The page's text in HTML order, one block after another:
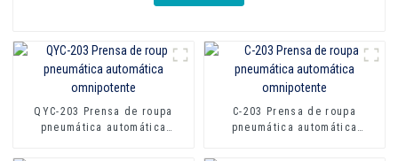
QYC-203 Prensa de roupa
pneumática automática
C-203 Prensa de roupa
pneumática automática